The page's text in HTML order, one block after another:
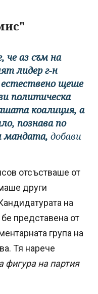
че аз съм на
лидер г-н
естествено щеше
политическа
коалиция, а
познава по
мандата, добави
отсъстваше от
други
на
представена от
група на
Тя нарече
фигура на партия